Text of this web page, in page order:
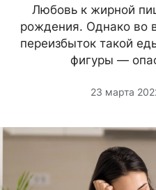
Любовь к жирной
рождения. Однако во
переизбыток такой
фигуры —
23 марта